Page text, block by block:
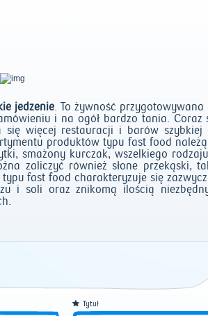
jedzenie. To żywność przygotowywana
i na ogół bardzo tania. Coraz
więcej restauracji i barów szybkiej
produktów typu fast food
smażony kurczak, wszelkiego
zaliczyć również słone przekąski,
fast food charakteryzuje się
i soli oraz znikomą ilością
Tytuł